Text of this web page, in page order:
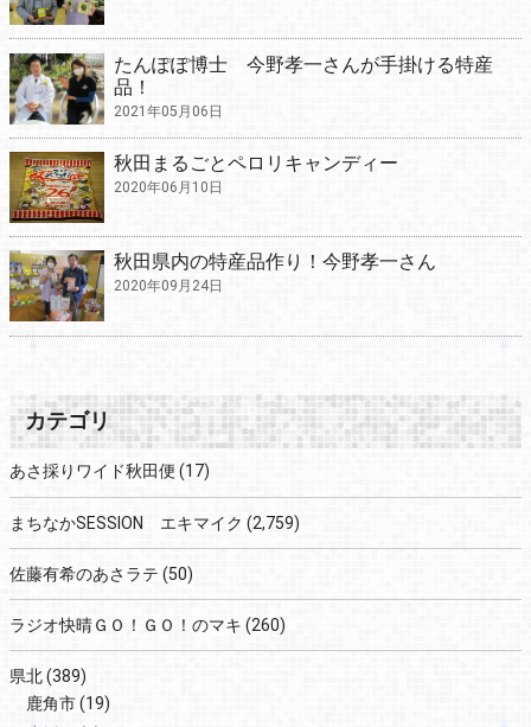
たんぽぽ博士 今野孝一さんが手掛ける特産
品！
2021年05月06日
秋田まるごとペロリキャンディー
2020年06月10日
秋田県内の特産品作り！今野孝一さん
2020年09月24日
カテゴリ
あさ採りワイド秋田便 (17)
まちなかSESSION エキマイク (2,759)
佐藤有希のあさラテ (50)
ラジオ快晴ＧＯ！ＧＯ！のマキ (260)
県北(389)
鹿角市(19)